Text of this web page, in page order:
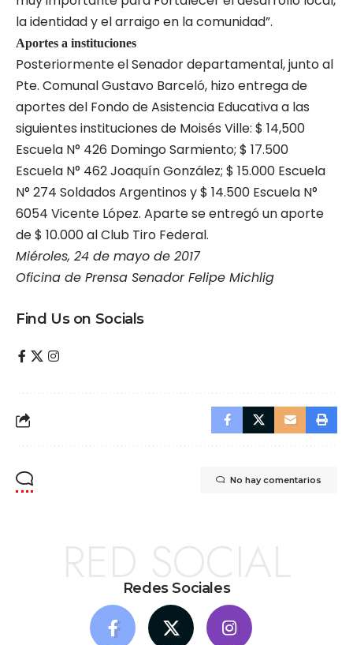
la identidad y el arraigo en la comunidad”.
Aportes a instituciones
Posteriormente el Senador departamental, junto al
Pte. Comunal Gustavo Barceló, hizo entrega de
aportes del Fondo de Asistencia Educativa a las
siguientes instituciones de Moisés Ville: $ 14,500
Escuela N° 426 Domingo Sarmiento; $ 17.500
Escuela N° 462 Joaquín González; $ 15.000 Escuela
N° 274 Soldados Argentinos y $ 14.500 Escuela N°
6054 Vicente López. Aparte se entregó un aporte
de $ 10.000 al Club Tiro Federal.
Miéroles, 24 de mayo de 2017
Oficina de Prensa Senador Felipe Michlig
Find Us on Socials
No hay comentarios
Redes Sociales
RED SOCIAL